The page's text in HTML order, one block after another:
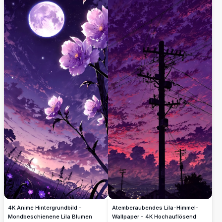
aufragende Berge unter einem
sternenklaren, purpurfarbenen Himmel.
Perfekt für Naturliebhaber und
Kunstenthusiasten, die ein
beeindruckendes, hochwertiges digitales
Kunstwerk für Hintergrundbilder oder
Drucke suchen.
4K Anime Hintergrundbild -
Mondbeschienene Lila Blumen
Atemberaubendes Lila-Himmel-
Wallpaper - 4K Hochauflösend